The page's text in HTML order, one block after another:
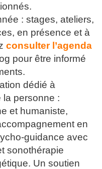
: stages, ateliers,
en présence et à
consulter l’agenda
pour être informé
dédié à
la personne :
et humaniste,
en
guidance avec
sonothérapie
Un soutien